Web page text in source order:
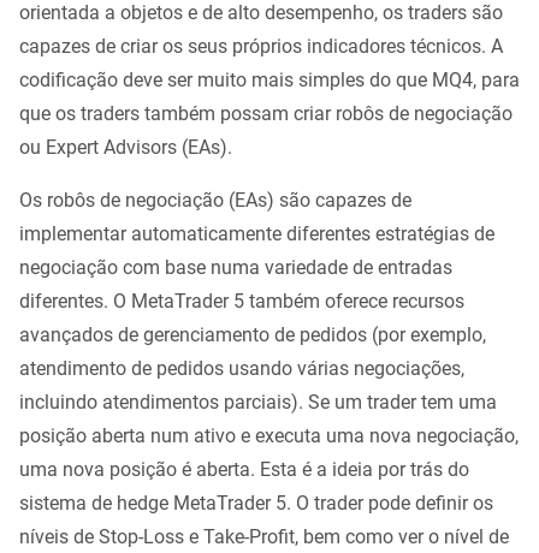
orientada a objetos e de alto desempenho, os traders são
capazes de criar os seus próprios indicadores técnicos. A
codificação deve ser muito mais simples do que MQ4, para
que os traders também possam criar robôs de negociação
ou Expert Advisors (EAs).
Os robôs de negociação (EAs) são capazes de
implementar automaticamente diferentes estratégias de
negociação com base numa variedade de entradas
diferentes. O MetaTrader 5 também oferece recursos
avançados de gerenciamento de pedidos (por exemplo,
atendimento de pedidos usando várias negociações,
incluindo atendimentos parciais). Se um trader tem uma
posição aberta num ativo e executa uma nova negociação,
uma nova posição é aberta. Esta é a ideia por trás do
sistema de hedge MetaTrader 5. O trader pode definir os
níveis de Stop-Loss e Take-Profit, bem como ver o nível de